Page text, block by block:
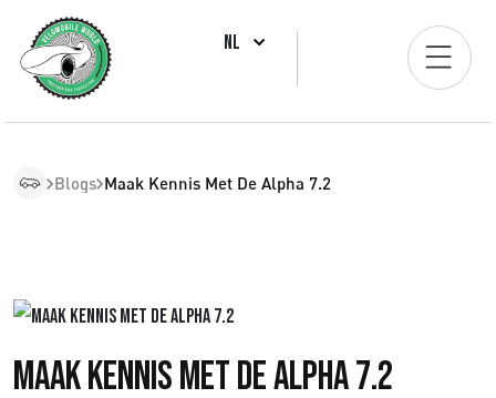
NL
Blogs Maak Kennis Met De Alpha 7.2
Maak kennis met de Alpha 7.2